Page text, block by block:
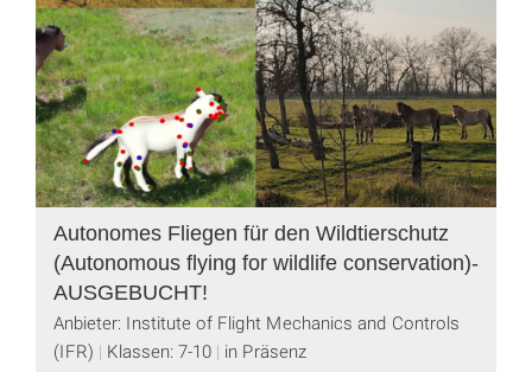
Autonomes Fliegen für den Wildtierschutz
(Autonomous flying for wildlife conservation)-
AUSGEBUCHT!
Anbieter: Institute of Flight Mechanics and Controls
(IFR)
Klassen: 7-10 in Präsenz